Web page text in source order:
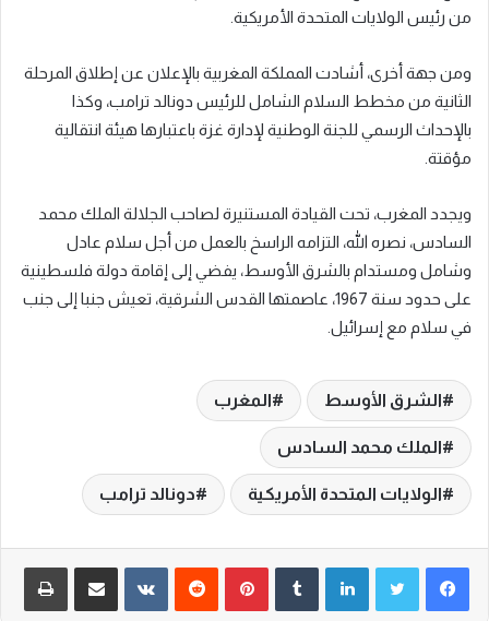
من رئيس الولايات المتحدة الأمريكية.
ومن جهة أخرى، أشادت المملكة المغربية بالإعلان عن إطلاق المرحلة
الثانية من مخطط السلام الشامل للرئيس دونالد ترامب، وكذا
بالإحداث الرسمي للجنة الوطنية لإدارة غزة باعتبارها هيئة انتقالية
مؤقتة.
ويجدد المغرب، تحت القيادة المستنيرة لصاحب الجلالة الملك محمد
السادس، نصره الله، التزامه الراسخ بالعمل من أجل سلام عادل
وشامل ومستدام بالشرق الأوسط، يفضي إلى إقامة دولة فلسطينية
على حدود سنة 1967، عاصمتها القدس الشرقية، تعيش جنبا إلى جنب
في سلام مع إسرائيل.
الشرق الأوسط المغرب
الملك محمد السادس
الولايات المتحدة الأمريكية دونالد ترامب
لينكدإن بينتيريست ‏VKontakte